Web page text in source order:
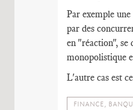
Par exemple
par des
en "réaction", se
monopolistique
L'autre cas est
FINANCE,